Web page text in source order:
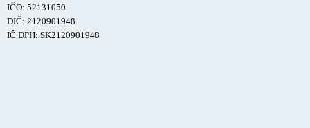
IČO: 52131050
DIČ: 2120901948
IČ DPH: SK2120901948